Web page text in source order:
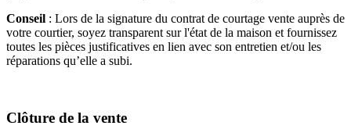
Conseil : Lors de la signature du contrat de courtage vente auprès de
votre courtier, soyez transparent sur l'état de la maison et fournissez
toutes les pièces justificatives en lien avec son entretien et/ou les
réparations qu’elle a subi.
Clôture de la vente